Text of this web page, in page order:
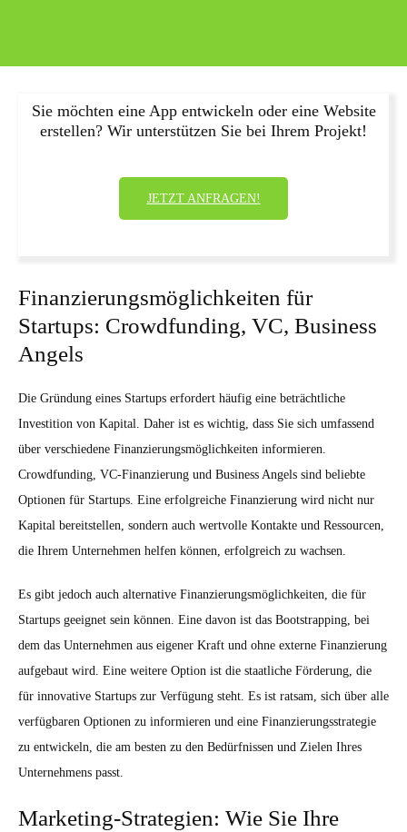
Sie möchten eine App entwickeln oder eine Website
erstellen? Wir unterstützen Sie bei Ihrem Projekt!
JETZT ANFRAGEN!
Finanzierungsmöglichkeiten für
Startups: Crowdfunding, VC, Business
Angels
Die Gründung eines Startups erfordert häufig eine beträchtliche
Investition von Kapital. Daher ist es wichtig, dass Sie sich umfassend
über verschiedene Finanzierungsmöglichkeiten informieren.
Crowdfunding, VC-Finanzierung und Business Angels sind beliebte
Optionen für Startups. Eine erfolgreiche Finanzierung wird nicht nur
Kapital bereitstellen, sondern auch wertvolle Kontakte und Ressourcen,
die Ihrem Unternehmen helfen können, erfolgreich zu wachsen.
Es gibt jedoch auch alternative Finanzierungsmöglichkeiten, die für
Startups geeignet sein können. Eine davon ist das Bootstrapping, bei
dem das Unternehmen aus eigener Kraft und ohne externe Finanzierung
aufgebaut wird. Eine weitere Option ist die staatliche Förderung, die
für innovative Startups zur Verfügung steht. Es ist ratsam, sich über alle
verfügbaren Optionen zu informieren und eine Finanzierungsstrategie
zu entwickeln, die am besten zu den Bedürfnissen und Zielen Ihres
Unternehmens passt.
Marketing-Strategien: Wie Sie Ihre